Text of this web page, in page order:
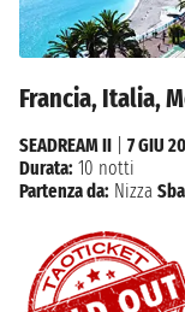
Francia, Italia,
SEADREAM II
7 GIU
Durata: 10 notti
Partenza da: Nizza